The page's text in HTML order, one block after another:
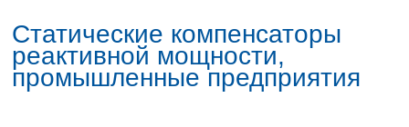
Статические компенсаторы
реактивной мощности,
промышленные предприятия